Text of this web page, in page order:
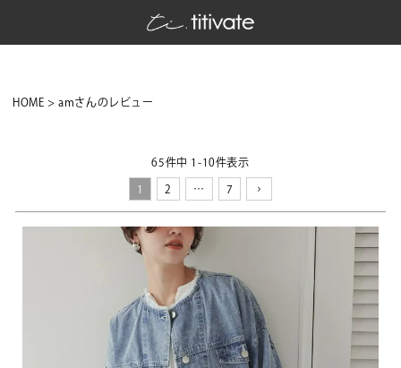
HOME amさんのレビュー
65件中 1 -10件表示
1 2 … 7